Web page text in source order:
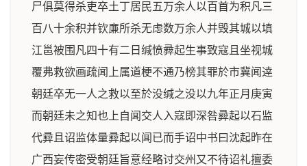
尸俱莫得杀吏卒土丁居民五万余人以百首为积凡三
百八十余积并钦亷所杀无虑数万余人并毁其城以填
江邕被围凡四十有二日缄愤彛起生事致寇且坐视城
覆弗救欲画疏闻上属道梗不通乃榜其罪於市冀闻逹
朝廷卒无一人之救以至於没缄之没以九年正月庚寅
而朝廷未之知也上自闻交人入寇即深咎彛起以石监
代彛且诏监体量彛起以闻已而手诏中书曰沈起昨在
广西妄传密受朝廷旨意经略讨交州又不待诏礼擅委